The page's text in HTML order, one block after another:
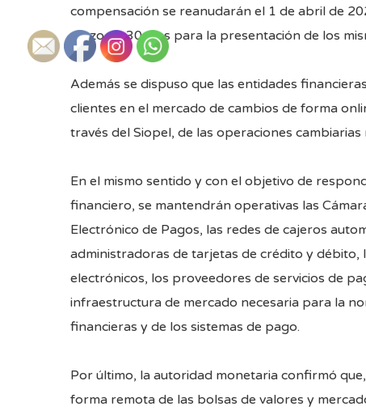
compensación se reanudarán el 1 de abril de
plazo de 30 días para la presentación de los
Además se dispuso que las entidades
clientes en el mercado de cambios de forma
través del Siopel, de las operaciones
En el mismo sentido y con el objetivo de
financiero, se mantendrán operativas las
Electrónico de Pagos, las redes de cajeros
administradoras de tarjetas de crédito y
electrónicos, los proveedores de servicios de
infraestructura de mercado necesaria para la
financieras y de los sistemas de pago.
Por último, la autoridad monetaria confirmó
forma remota de las bolsas de valores y